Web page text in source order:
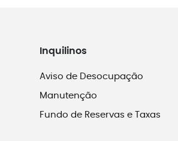
Inquilinos
Aviso de Desocupação
Manutenção
Fundo de Reservas e Taxas